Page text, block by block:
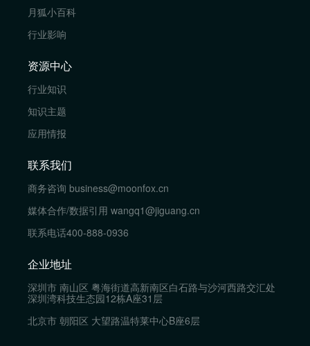
月狐小百科
行业影响
资源中心
行业知识
知识主题
应用情报
联系我们
商务咨询 business@moonfox.cn
媒体合作/数据引用 wangq1@jiguang.cn
联系电话400-888-0936
企业地址
深圳市 南山区 粤海街道高新南区白石路与沙河西路交汇处
深圳湾科技生态园12栋A座31层
北京市 朝阳区 大望路温特莱中心B座6层